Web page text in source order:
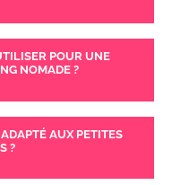
POUR UNE
NOMADE ?
AUX PETITES
?